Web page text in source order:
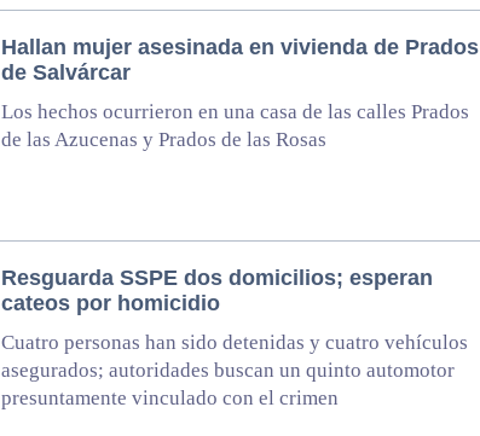
Hallan mujer asesinada en vivienda de Prados
de Salvárcar
Los hechos ocurrieron en una casa de las calles Prados
de las Azucenas y Prados de las Rosas
Resguarda SSPE dos domicilios; esperan
cateos por homicidio
Cuatro personas han sido detenidas y cuatro vehículos
asegurados; autoridades buscan un quinto automotor
presuntamente vinculado con el crimen